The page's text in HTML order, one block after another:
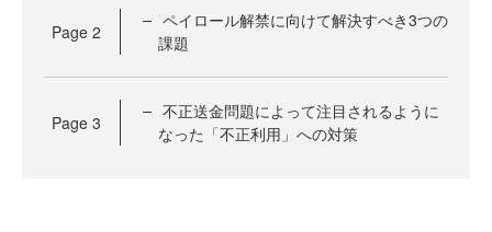
Page 2
ペイロール解禁に向けて解決すべき3つの
課題
Page 3
不正送金問題によって注目されるように
なった「不正利用」への対策